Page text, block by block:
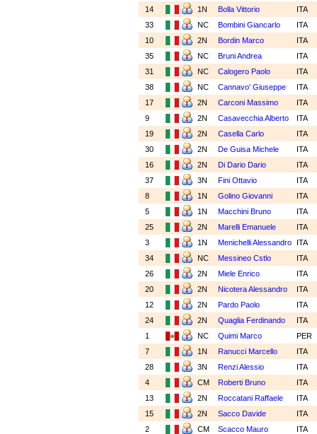
14
1N Bolla Vittorio
ITA
33
NC Bombini Giancarlo
ITA
10
2N Bordin Marco
ITA
35
NC Bruni Andrea
ITA
31
NC Calogero Paolo
ITA
38
NC Cannavo' Giuseppe
ITA
17
2N Carconi Massimo
ITA
9
2N Casavecchia Alberto
ITA
19
2N Casella Carlo
ITA
30
2N De Guisa Michele
ITA
16
2N Di Dario Dario
ITA
37
3N Fini Ottavio
ITA
8
1N Golino Giovanni
ITA
5
1N Macchini Bruno
ITA
25
2N Marelli Emanuele
ITA
3
1N Menichelli Alessandro
ITA
34
NC Messineo Cstlo
ITA
26
2N Miele Enrico
ITA
20
2N Nicotera Alessandro
ITA
12
2N Pardo Paolo
ITA
24
2N Quaglia Ferdinando
ITA
1
NC Quimi Marco
PER
7
1N Ranucci Marcello
ITA
28
3N Renzi Alessio
ITA
4
CM Roberti Bruno
ITA
13
2N Roccatani Raffaele
ITA
15
2N Sacco Davide
ITA
2
CM Scacco Mauro
ITA